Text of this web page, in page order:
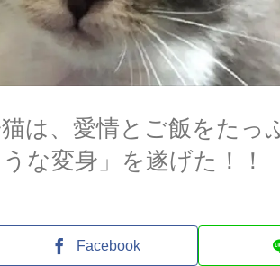
は、愛情とご飯をたっ
な変身」を遂げた！！
Facebook